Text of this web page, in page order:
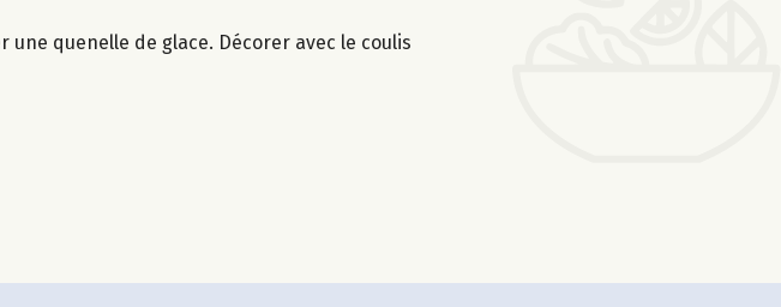
quenelle de glace. Décorer avec le coulis